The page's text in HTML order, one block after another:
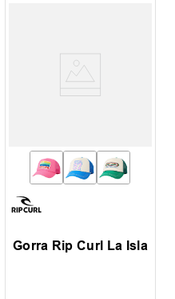
Gorra Rip Curl La Isla